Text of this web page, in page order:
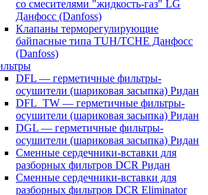
со смесителями "жидкость-газ" LG
Данфосс (Danfoss)
Клапаны терморегулирующие
байпасные типа TUH/TCHE Данфосс
(Danfoss)
DFL — герметичные фильтры-
осушители (шариковая засыпка) Ридан
DFL_TW — герметичные фильтры-
осушители (шариковая засыпка) Ридан
DGL — герметичные фильтры-
осушители (шариковая засыпка) Ридан
Сменные сердечники-вставки для
разборных фильтров DCR Ридан
Сменные сердечники-вставки для
разборных фильтров DCR Eliminator